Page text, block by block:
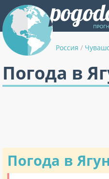
Россия /
Погода в
Погода в